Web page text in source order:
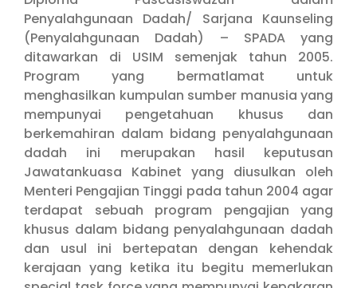
Penyalahgunaan Dadah/ Sarjana Kaunseling
(Penyalahgunaan Dadah) – SPADA yang
ditawarkan di USIM semenjak tahun 2005.
Program yang bermatlamat untuk
menghasilkan kumpulan sumber manusia yang
mempunyai pengetahuan khusus dan
berkemahiran dalam bidang penyalahgunaan
dadah ini merupakan hasil keputusan
Jawatankuasa Kabinet yang diusulkan oleh
Menteri Pengajian Tinggi pada tahun 2004 agar
terdapat sebuah program pengajian yang
khusus dalam bidang penyalahgunaan dadah
dan usul ini bertepatan dengan kehendak
kerajaan yang ketika itu begitu memerlukan